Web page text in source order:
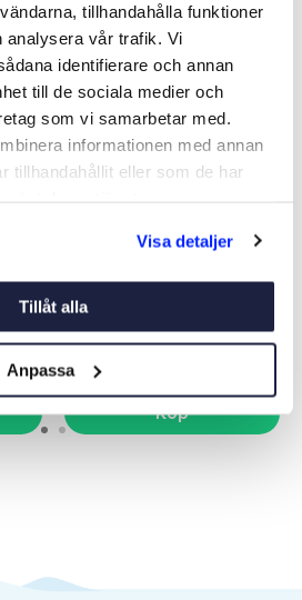
tillhandahålla funktioner
analysera vår trafik. Vi
identifierare och annan
till de sociala medier och
som vi samarbetar med.
informationen med annan
tillhandahållit eller som de har
Visa detaljer
Tillåt alla
Anpassa
-21%
HÄNGLÅS SQUARE KLASS 3
Art nr: 02881
348 kr
Ord. pris 439 kr
Köp